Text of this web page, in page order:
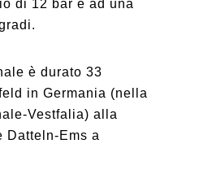
di 12 bar e ad una
è durato 33
in Germania (nella
Vestfalia) alla
Datteln-Ems a